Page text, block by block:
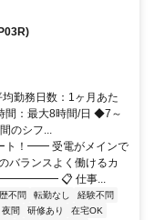
勤務日数：1ヶ月あた
間：最大8時間/日 ◆7～
のシフ...
ト！━━ 受電がメインで
バランスよく働けるカ
📋 仕事...
不問 転勤なし
経験不問
夜間 研修あり
在宅OK